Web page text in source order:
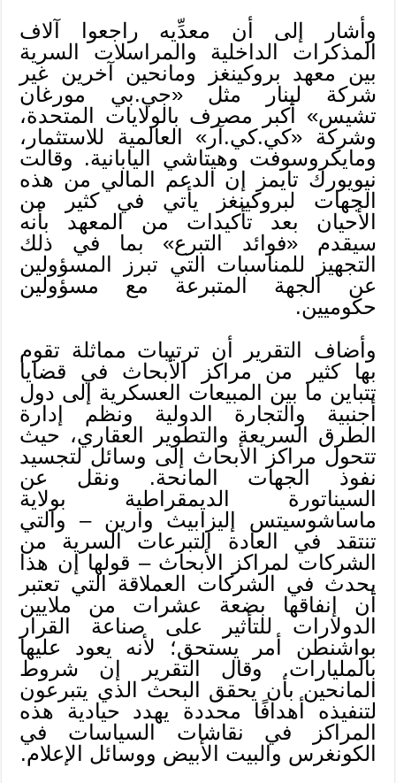
وأشار إلى أن معدِّيه راجعوا آلاف
المذكرات الداخلية والمراسلات السرية
بين معهد بروكينغز ومانحين آخرين غير
شركة لينار مثل «جي.بي مورغان
تشيس» أكبر مصرف بالولايات المتحدة،
وشركة «كي.كي.آر» العالمية للاستثمار،
ومايكروسوفت وهيتاشي اليابانية. وقالت
نيويورك تايمز إن الدعم المالي من هذه
الجهات لبروكينغز يأتي في كثير من
الأحيان بعد تأكيدات من المعهد بأنه
سيقدم «فوائد التبرع» بما في ذلك
التجهيز للمناسبات التي تبرز المسؤولين
عن الجهة المتبرعة مع مسؤولين
حكوميين.
وأضاف التقرير أن ترتيبات مماثلة تقوم
بها كثير من مراكز الأبحاث في قضايا
تتباين ما بين المبيعات العسكرية إلى دول
أجنبية والتجارة الدولية ونظم إدارة
الطرق السريعة والتطوير العقاري، حيث
تتحول مراكز الأبحاث إلى وسائل لتجسيد
نفوذ الجهات المانحة. ونقل عن
السيناتورة الديمقراطية بولاية
ماساشوسيتس إليزابيث وارين – والتي
تنتقد في العادة التبرعات السرية من
الشركات لمراكز الأبحاث – قولها إن هذا
يحدث في الشركات العملاقة التي تعتبر
أن إنفاقها بضعة عشرات من ملايين
الدولارات للتأثير على صناعة القرار
بواشنطن أمر يستحق؛ لأنه يعود عليها
بالمليارات. وقال التقرير إن شروط
المانحين بأن يحقق البحث الذي يتبرعون
لتنفيذه أهدافًا محددة يهدد حيادية هذه
المراكز في نقاشات السياسات في
الكونغرس والبيت الأبيض ووسائل الإعلام.